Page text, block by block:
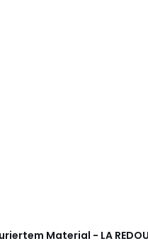
Material - LA